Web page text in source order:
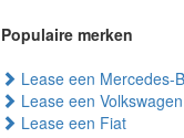
Populaire merken
Lease een Mercedes-
Lease een Volkswagen
Lease een Fiat